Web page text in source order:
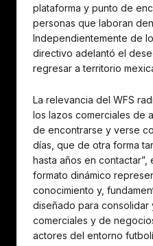
plataforma y punto de
personas que laboran
Independientemente de
directivo adelantó el
regresar a territorio
La relevancia del WFS
los lazos comerciales de
de encontrarse y verse
días, que de otra forma
hasta años en contactar”,
formato dinámico
conocimiento y,
diseñado para consolidar
comerciales y de
actores del entorno